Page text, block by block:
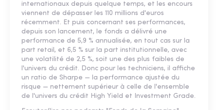
internationaux depuis quelque temps, et les encours
viennent de dépasser les 110 millions d'euros
récemment. Et puis concernant ses performances,
depuis son lancement, le fonds a délivré une
performance de 5,9 % annualisée, en tout cas sur la
part retail, et 6,5 % sur la part institutionnelle, avec
une volatilité de 2,5 %, soit une des plus faibles de
l'univers du crédit. Donc pour les techniciens, il affiche
un ratio de Sharpe — la performance ajustée du
risque — nettement supérieur à celle de l'ensemble
de l'univers du crédit High Yield et Investment Grade.